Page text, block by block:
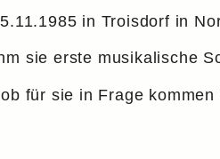
in Troisdorf in
sie erste musikalische
für sie in Frage kommen